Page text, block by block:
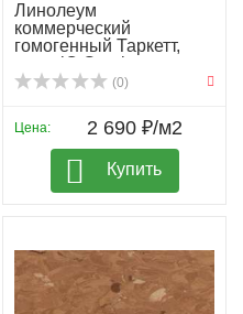
Линолеум
коммерческий
гомогенный Таркетт,
колл. iQ Granit...
(0)
Цена: 2 690 ₽/м2
Купить